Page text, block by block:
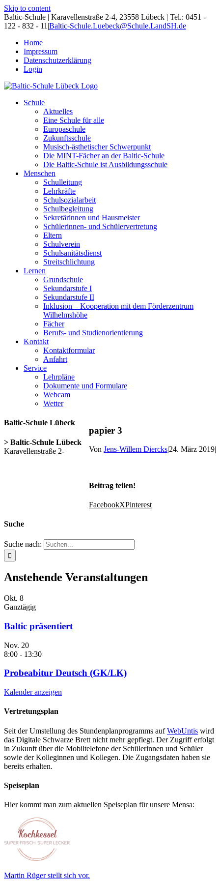
Skip to content
Baltic-Schule | Karavellenstraße 2-4, 23558 Lübeck | Tel.: 0451 -
122 - 832 - 11 |Baltic-Schule.Luebeck@Schule.LandSH.de
Home
Impressum
Datenschutzerklärung
Login
Schule
Aktuelles
Eine Schule für alle
Europaschule
Zukunftsschule
Musisch-ästhetischer Schwerpunkt
Die MINT-Fächer an der Baltic-Schule
Die Baltic-Schule ist Ausbildungsschule
Menschen
Schulleitung
Lehrkräfte
Schulsozialarbeit
Schulbegleitung
Sekretärinnen und Hausmeister
Schülerinnen- und Schülervertretung
Eltern
Schulverein
Schulsanitätsdienst
Streitschlichtung
Lernen
Grundschule
Sekundarstufe I
Sekundarstufe II
Inklusion – Kooperation mit dem Förderzentrum
Wilhelmshöhe
Fächer
Berufs- und Studienorientierung
Kontakt
Kontaktformular
Anfahrt
Service
Lehrpläne
Dokumente und Formulare
Webcam
Wetter
papier 3
Von Jens-Willem Diercks|24. März 2019|
Beitrag teilen!
FacebookXPinterest
Suche
Suche nach:
Anstehende Veranstaltungen
Okt. 8
Ganztägig
Baltic präsentiert
Nov. 20
8:00 - 13:30
Probeabitur Deutsch (GK/LK)
Kalender anzeigen
Vertretungsplan
Seit der Umstellung des Stundenplanprogramms aufWebUntis wird
das Digitale Schwarze Brett nicht mehr gepflegt. Der Zugriff erfolgt
in Zukunft über die Mobiltelefone der Schülerinnen und Schüler
sowie der Kolleginnen und Kollegen. Die Zugangsdaten haben sie
bereits erhalten.
Speiseplan
Hier kommt man zum aktuellen Speiseplan für unsere Mensa:
Martin Rüger stellt sich vor.
Baltic-Schule Lübeck
> Baltic-Schule Lübeck
Karavellenstraße 2-